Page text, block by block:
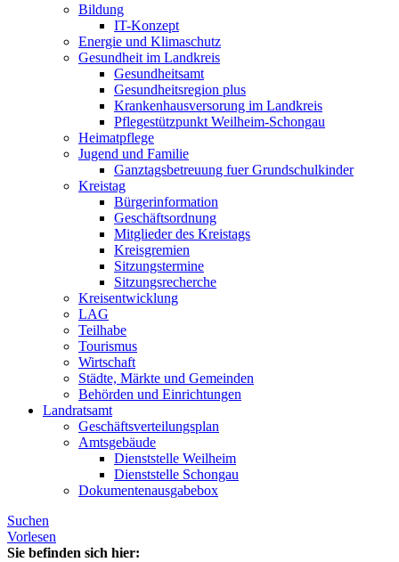
Bildung
IT-Konzept
Energie und Klimaschutz
Gesundheit im Landkreis
Gesundheitsamt
Gesundheitsregion plus
Krankenhausversorung im Landkreis
Pflegestützpunkt Weilheim-Schongau
Heimatpflege
Jugend und Familie
Ganztagsbetreuung fuer Grundschulkinder
Kreistag
Bürgerinformation
Geschäftsordnung
Mitglieder des Kreistags
Kreisgremien
Sitzungstermine
Sitzungsrecherche
Kreisentwicklung
LAG
Teilhabe
Tourismus
Wirtschaft
Städte, Märkte und Gemeinden
Behörden und Einrichtungen
Landratsamt
Geschäftsverteilungsplan
Amtsgebäude
Dienststelle Weilheim
Dienststelle Schongau
Dokumentenausgabebox
Suchen
Vorlesen
Sie befinden sich hier: